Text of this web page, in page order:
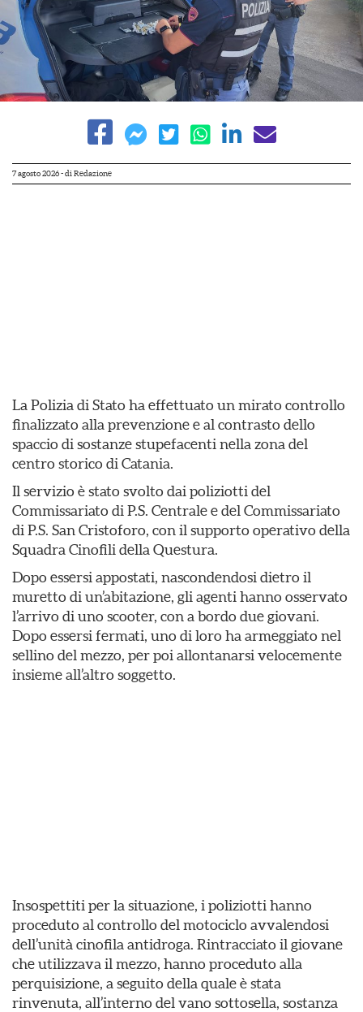
7 agosto 2026- di Redazione
La Polizia di Stato ha effettuato un mirato controllo
finalizzato alla prevenzione e al contrasto dello
spaccio di sostanze stupefacenti nella zona del
centro storico di Catania.
Il servizio è stato svolto dai poliziotti del
Commissariato di P.S. Centrale e del Commissariato
di P.S. San Cristoforo, con il supporto operativo della
Squadra Cinofili della Questura.
Dopo essersi appostati, nascondendosi dietro il
muretto di un’abitazione, gli agenti hanno osservato
l’arrivo di uno scooter, con a bordo due giovani.
Dopo essersi fermati, uno di loro ha armeggiato nel
sellino del mezzo, per poi allontanarsi velocemente
insieme all’altro soggetto.
Insospettiti per la situazione, i poliziotti hanno
proceduto al controllo del motociclo avvalendosi
dell’unità cinofila antidroga. Rintracciato il giovane
che utilizzava il mezzo, hanno proceduto alla
perquisizione, a seguito della quale è stata
rinvenuta, all’interno del vano sottosella, sostanza